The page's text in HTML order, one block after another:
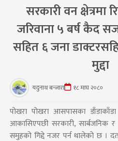
सरकारी वन क्षेत्रमा
जरिवाना ५ बर्ष कैद
सहित ६ जना
मुद्दा
यदुनाथ बन्जारा १८ माघ २०८०
पोखरा पोखरा आसपासका
आकासिएपछी सरकारी, सार्बजनिक र
समुहको गिद्दे नजर पर्न थालेको छ ।